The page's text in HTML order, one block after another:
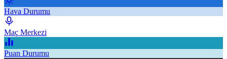
Hava Durumu
Maç Merkezi
Puan Durumu